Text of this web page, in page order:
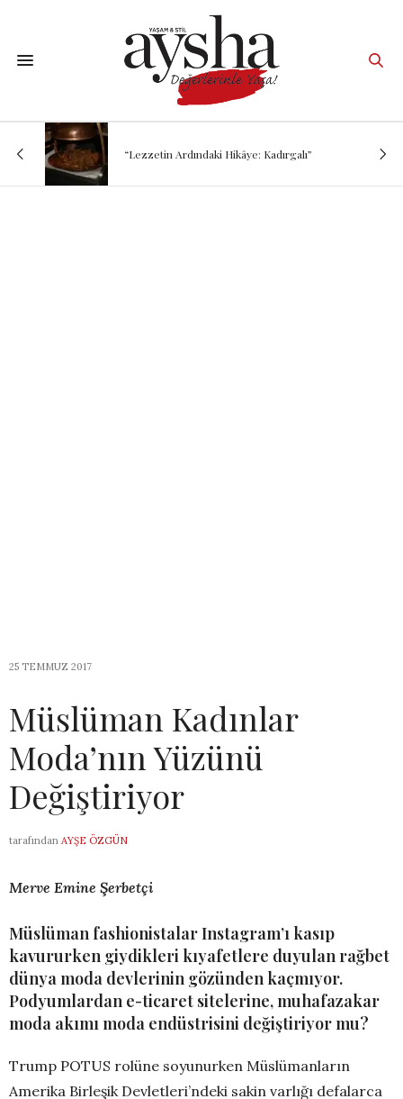
“Lezzetin Ardındaki Hikâye: Kadırgalı”
25 TEMMUZ 2017
Müslüman Kadınlar
Moda’nın Yüzünü
Değiştiriyor
tarafından AYŞE ÖZGÜN
Merve Emine Şerbetçi
Müslüman fashionistalar Instagram’ı kasıp
kavururken giydikleri kıyafetlere duyulan rağbet
dünya moda devlerinin gözünden kaçmıyor.
Podyumlardan e-ticaret sitelerine, muhafazakar
moda akımı moda endüstrisini değiştiriyor mu?
Trump POTUS rolüne soyunurken Müslümanların
Amerika Birleşik Devletleri’ndeki sakin varlığı defalarca